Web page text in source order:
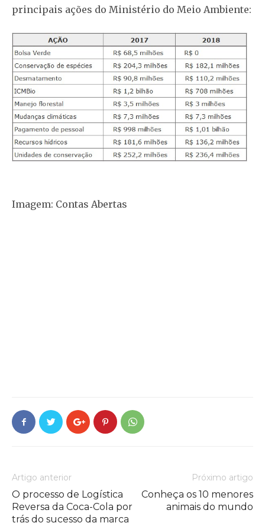
principais ações do Ministério do Meio Ambiente:
Imagem: Contas Abertas
Artigo anterior
O processo de Logística
Reversa da Coca-Cola por
trás do sucesso da marca
Próximo artigo
Conheça os 10 menores
animais do mundo